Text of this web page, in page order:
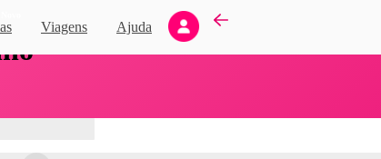
Viagens Ajuda